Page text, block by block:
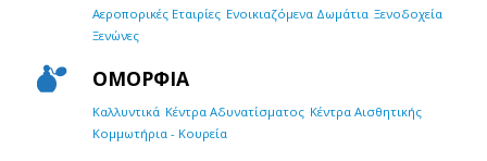
Αεροπορικές Εταιρίες Ενοικιαζόμενα Δωμάτια Ξενοδοχεία
Ξενώνες
ΟΜΟΡΦΙΑ
Καλλυντικά Κέντρα Αδυνατίσματος Κέντρα Αισθητικής
Κομμωτήρια - Κουρεία